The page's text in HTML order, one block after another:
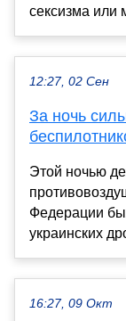
сексизма или
12:27, 02 Сен
За ночь
Этой ночью
Федерации
украинских
16:27, 09 Окт